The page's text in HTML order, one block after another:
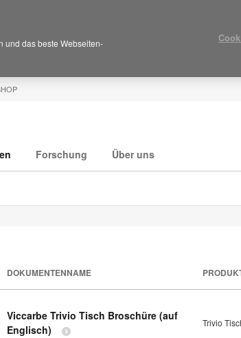
Forschung Über uns
DOKUMENTENNAME
Viccarbe Trivio Tisch Broschüre (auf
Englisch)
Trivio
und das beste Webseiten-